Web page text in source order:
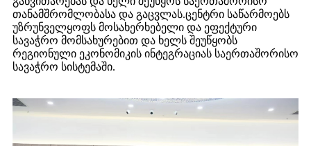
თანამშრომლობასა და გაცვლას.ცენტრი საწარმოებს
უზრუნველყოფს მოსახერხებელი და ეფექტური
სავაჭრო მომსახურებით და ხელს შეუწყობს
რეგიონული ეკონომიკის ინტეგრაციას საერთაშორისო
სავაჭრო სისტემაში.